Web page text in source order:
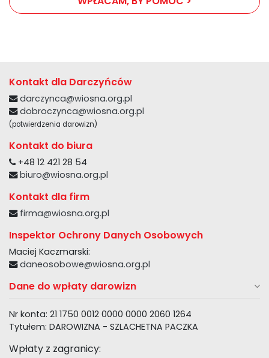
Kontakt dla Darczyńców
darczynca@wiosna.org.pl
dobroczynca@wiosna.org.pl
(potwierdzenia darowizn)
Kontakt do biura
+48 12 421 28 54
biuro@wiosna.org.pl
Kontakt dla firm
firma@wiosna.org.pl
Inspektor Ochrony Danych Osobowych
Maciej Kaczmarski:
daneosobowe@wiosna.org.pl
Dane do wpłaty darowizn
Nr konta: 21 1750 0012 0000 0000 2060 1264
Tytułem: DAROWIZNA - SZLACHETNA PACZKA
Wpłaty z zagranicy: